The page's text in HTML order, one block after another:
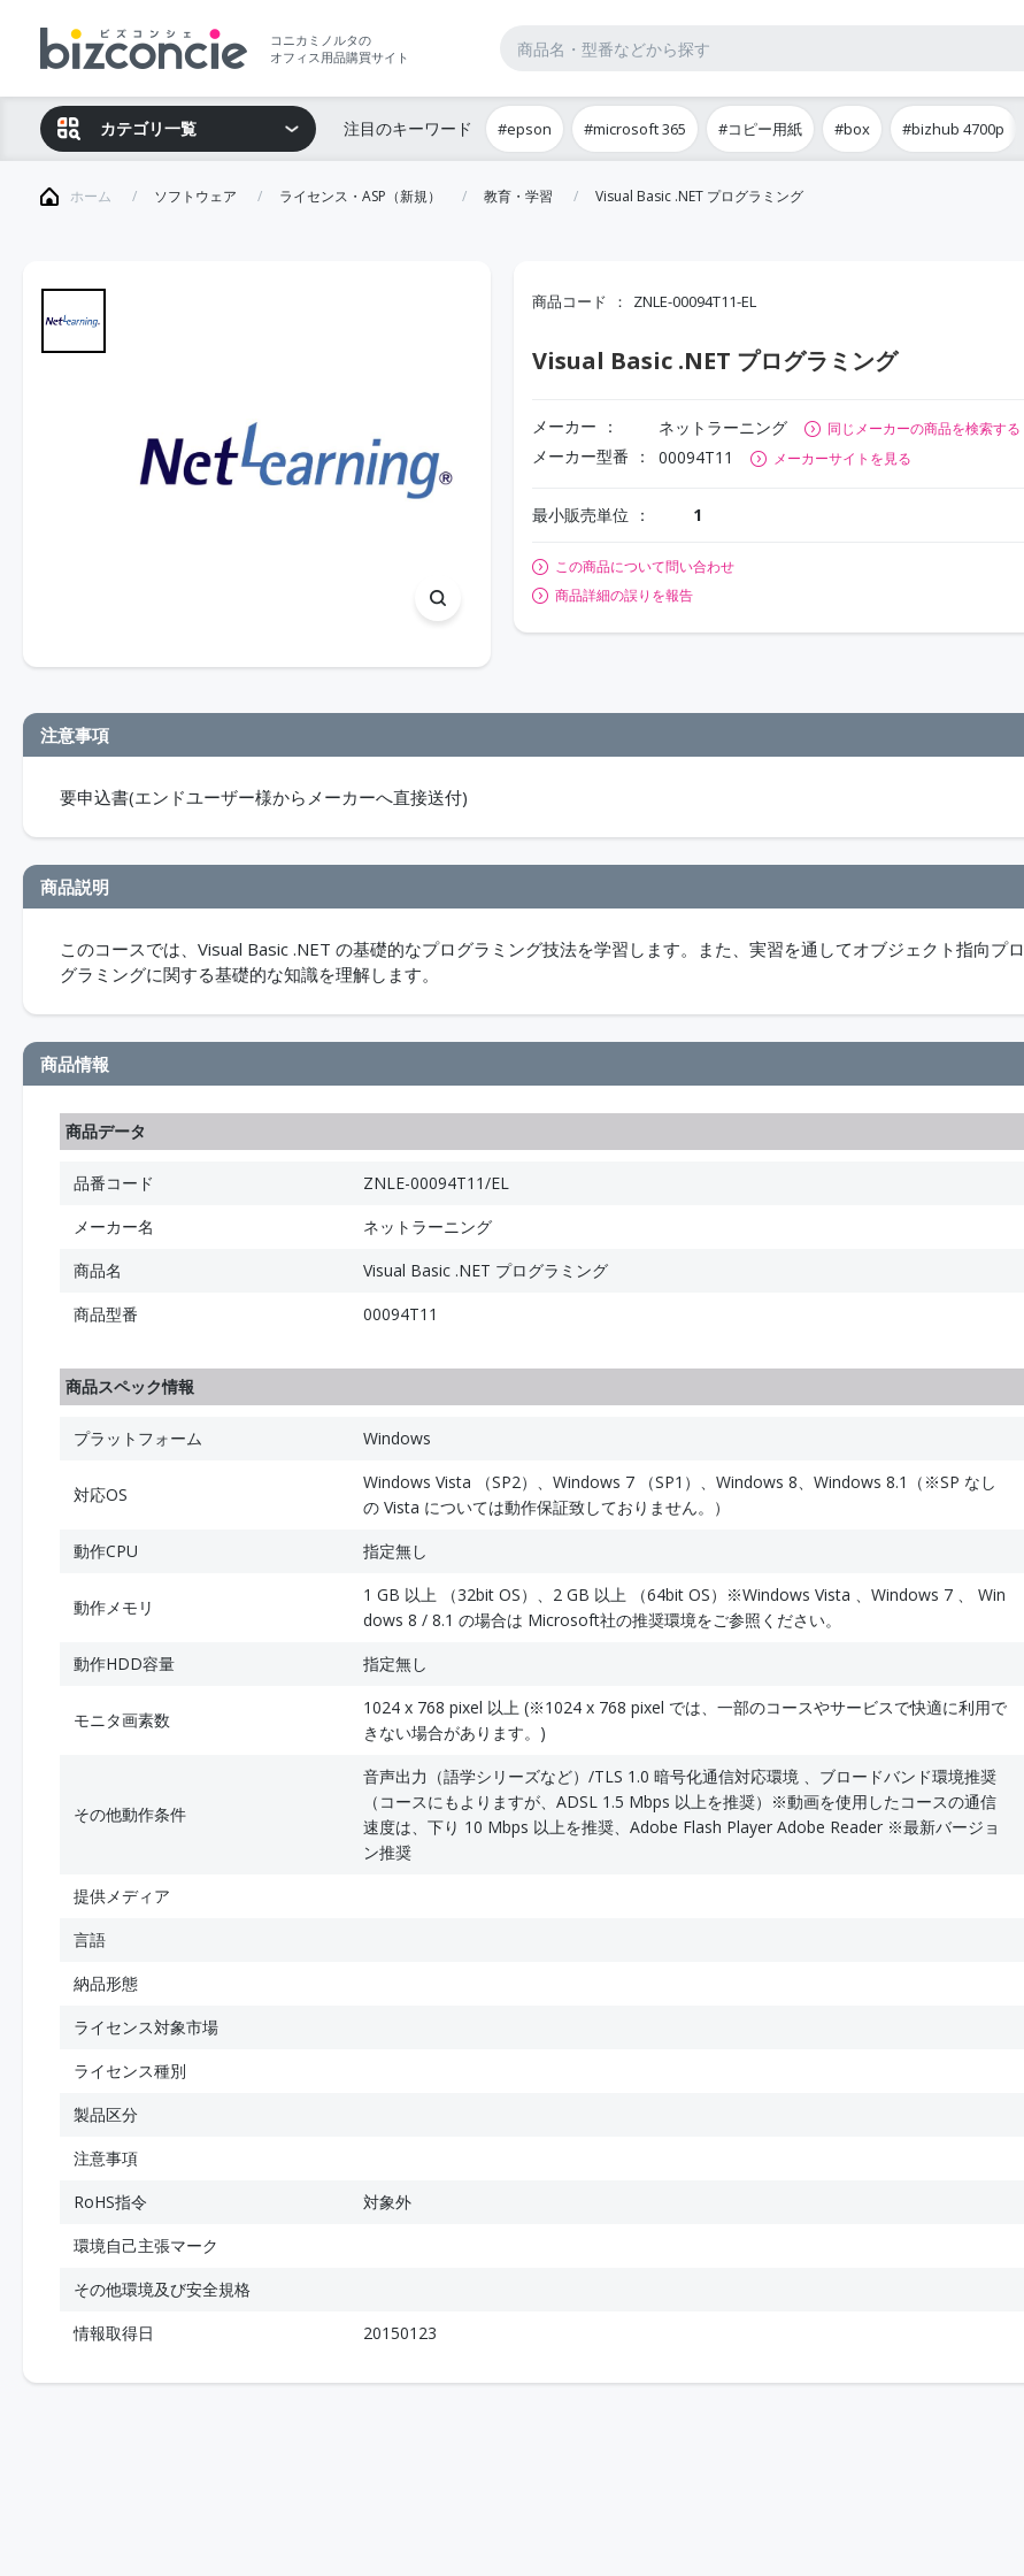
コニカミノルタの
オフィス用品購買サイト
カテゴリ一覧 注目のキーワード #epson #microsoft 365 #コピー用紙 #box #bizhub 4700p
ホーム ソフトウェア ライセンス・ASP（新規） 教育・学習 Visual Basic .NET プログラミング
商品コード ZNLE-00094T11-EL
Visual Basic .NET プログラミング
メーカー ネットラーニング 同じメーカーの商品を検索する
メーカー型番 00094T11 メーカーサイトを見る
最小販売単位 1
この商品について問い合わせ
商品詳細の誤りを報告
注意事項
要申込書(エンドユーザー様からメーカーへ直接送付)
商品説明
このコースでは、Visual Basic .NET の基礎的なプログラミング技法を学習します。また、実習を通してオブジェクト指向プロ
グラミングに関する基礎的な知識を理解します。
商品情報
商品データ
品番コード
ZNLE-00094T11/EL
メーカー名
ネットラーニング
商品名
Visual Basic .NET プログラミング
商品型番
00094T11
商品スペック情報
プラットフォーム Windows
対応OS
Windows Vista （SP2）、Windows 7 （SP1）、Windows 8、Windows 8.1（※SP なし
の Vista については動作保証致しておりません。）
動作CPU
指定無し
動作メモリ
1 GB 以上 （32bit OS）、2 GB 以上 （64bit OS）※Windows Vista 、Windows 7 、 Win
dows 8 / 8.1 の場合は Microsoft社の推奨環境をご参照ください。
動作HDD容量
指定無し
モニタ画素数
1024 x 768 pixel 以上 (※1024 x 768 pixel では、一部のコースやサービスで快適に利用で
きない場合があります。)
その他動作条件
音声出力（語学シリーズなど）/TLS 1.0 暗号化通信対応環境 、ブロードバンド環境推奨
（コースにもよりますが、ADSL 1.5 Mbps 以上を推奨）※動画を使用したコースの通信
速度は、下り 10 Mbps 以上を推奨、Adobe Flash Player Adobe Reader ※最新バージョ
ン推奨
提供メディア
言語
納品形態
ライセンス対象市場
ライセンス種別
製品区分
注意事項
RoHS指令
対象外
環境自己主張マーク
その他環境及び安全規格
情報取得日
20150123